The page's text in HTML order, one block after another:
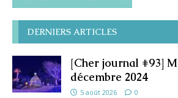
DERNIERS ARTICLES
[Cher journal #93]
décembre 2024
5 août 2026 0